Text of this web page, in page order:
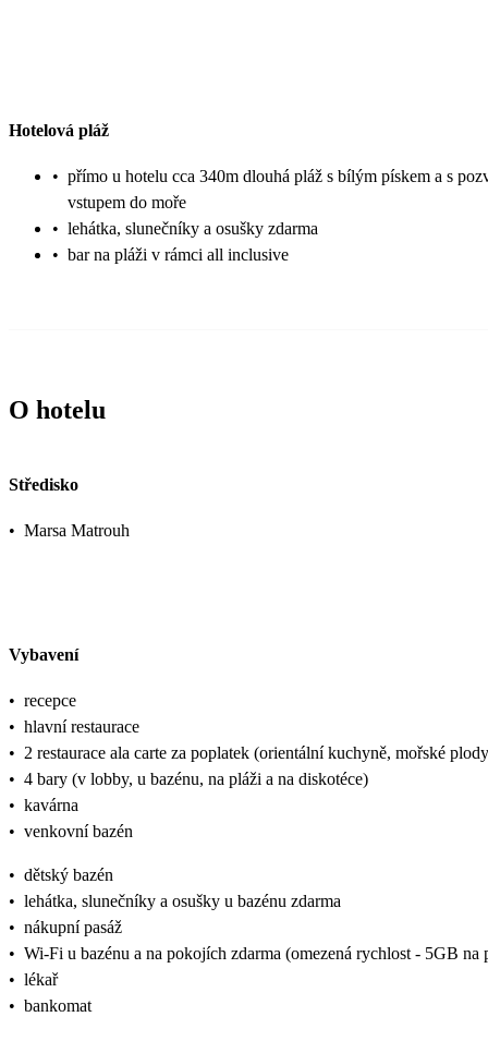
Hotelová pláž
• přímo u hotelu cca 340m dlouhá pláž s bílým pískem a s
vstupem do moře
• lehátka, slunečníky a osušky zdarma
• bar na pláži v rámci all inclusive
O hotelu
Středisko
• Marsa Matrouh
Vybavení
• recepce
• hlavní restaurace
• 2 restaurace ala carte za poplatek (orientální kuchyně, mořské
• 4 bary (v lobby, u bazénu, na pláži a na diskotéce)
• kavárna
• venkovní bazén
• dětský bazén
• lehátka, slunečníky a osušky u bazénu zdarma
• nákupní pasáž
• Wi-Fi u bazénu a na pokojích zdarma (omezená rychlost - 5GB na
• lékař
• bankomat